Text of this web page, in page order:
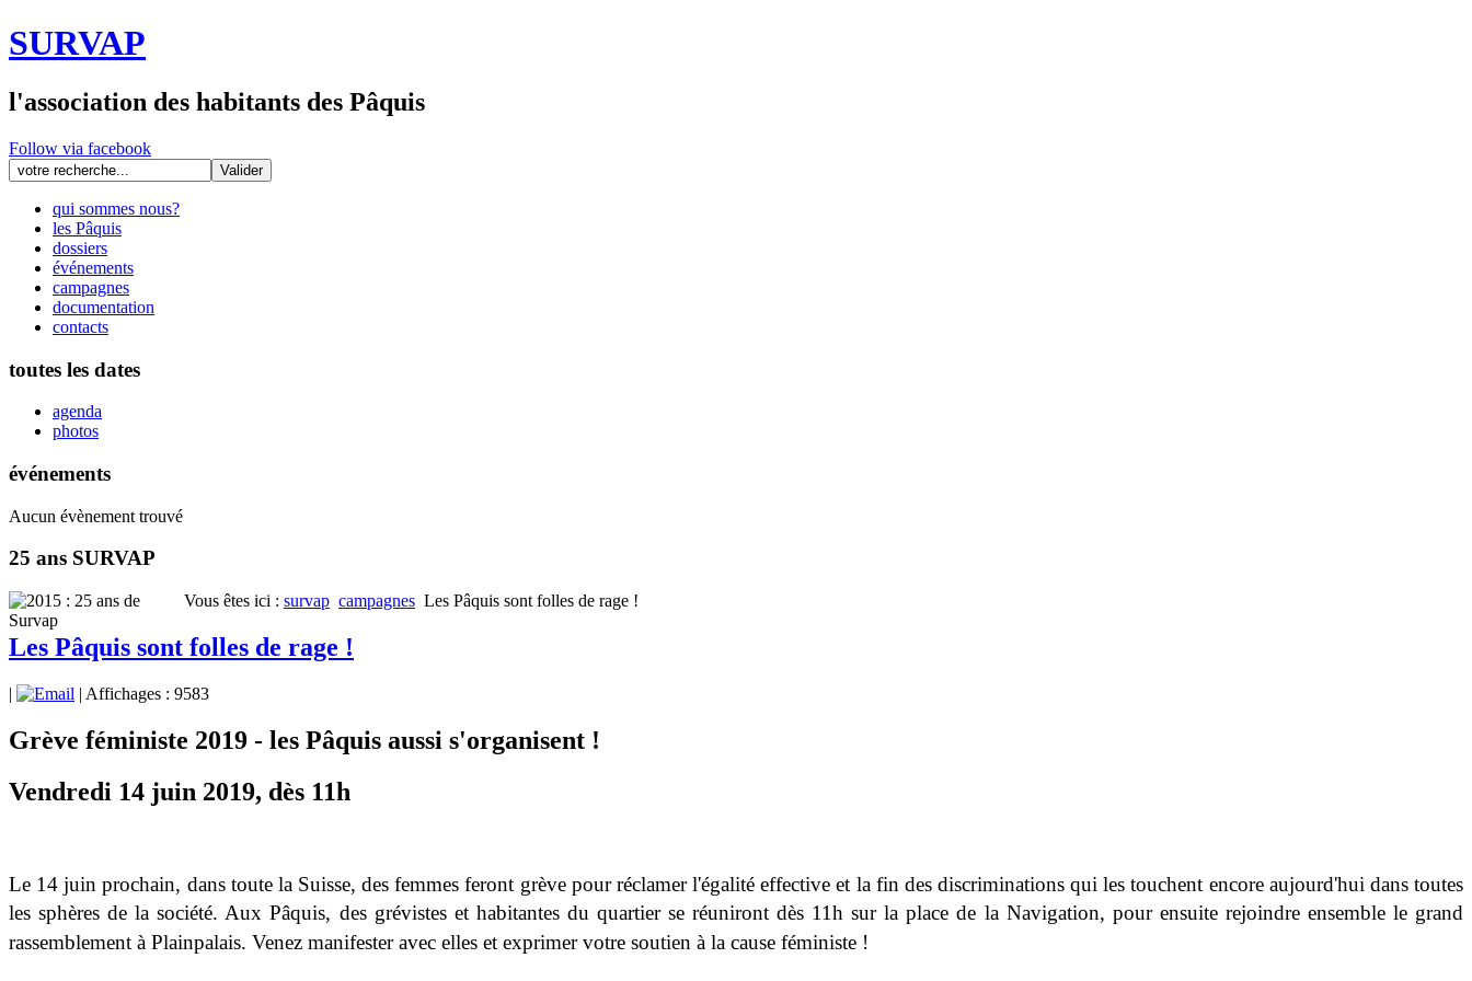
SURVAP
l'association des habitants des Pâquis
Follow via facebook
qui sommes nous?
les Pâquis
dossiers
événements
campagnes
documentation
contacts
toutes les dates
agenda
photos
événements
Aucun évènement trouvé
25 ans SURVAP
Vous êtes ici : survap campagnes Les Pâquis sont folles de rage !
Les Pâquis sont folles de rage !
| | Affichages : 9583
Grève féministe 2019 - les Pâquis aussi s'organisent !
Vendredi 14 juin 2019, dès 11h
Le 14 juin prochain, dans toute la Suisse, des femmes feront grève pour réclamer l'égalité effective et la fin des discriminations qui les touchent encore aujourd'hui dans toutes
les sphères de la société. Aux Pâquis, des grévistes et habitantes du quartier se réuniront dès 11h sur la place de la Navigation, pour ensuite rejoindre ensemble le grand
rassemblement à Plainpalais. Venez manifester avec elles et exprimer votre soutien à la cause féministe !